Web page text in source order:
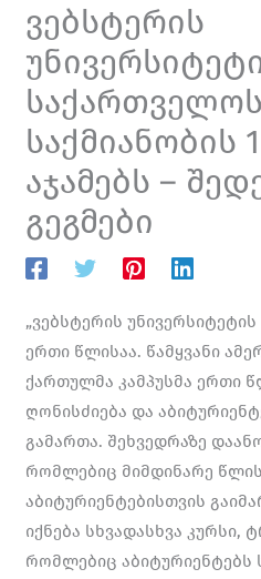
ვებსტერის
საქართველოს
საქმიანობის
აჯამებს –
გეგმები
„ვებსტერის
ერთი წლისაა. წამყვანი
ქართულმა კამპუსმა ერთი
ღონისძიება და
გამართა. შეხვედრაზე
რომლებიც მიმდინარე წლის
აბიტურიენტებისთვის
იქნება სხვადასხვა კურსი,
რომლებიც